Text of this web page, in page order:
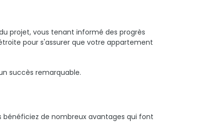
projet, vous tenant informé des progrès
pour s'assurer que votre appartement
succès remarquable.
bénéficiez de nombreux avantages qui font